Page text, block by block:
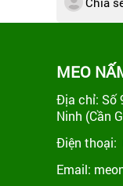
MEO
Địa chỉ: Số
Ninh (Cần
Điện thoại:
Email: